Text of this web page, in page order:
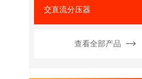
交直流分压器
查看全部产品